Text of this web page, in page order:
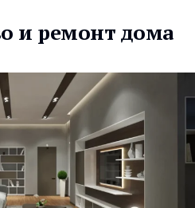
и ремонт дома